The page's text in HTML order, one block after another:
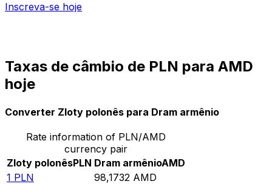
Inscreva-se hoje
Taxas de câmbio de PLN para AMD
hoje
Converter Zloty polonês para Dram armênio
Rate information of PLN/AMD
currency pair
Zloty polonêsPLN Dram armênioAMD
1 PLN 98,1732 AMD